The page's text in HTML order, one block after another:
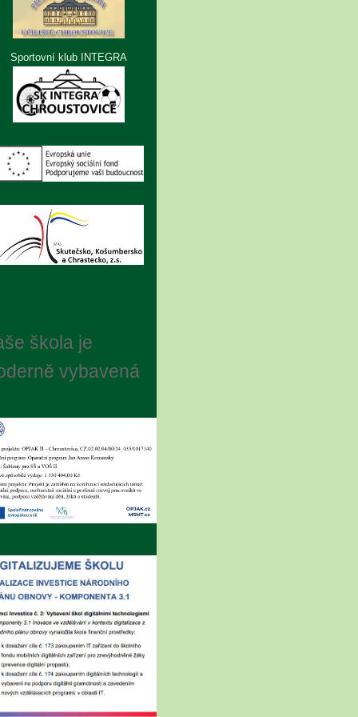
Sportovní klub INTEGRA
škola je
vybavená